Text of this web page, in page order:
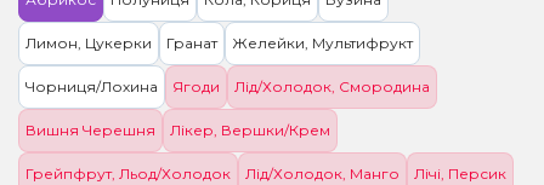
Лимон, Цукерки Гранат Желейки, Мультифрукт
Чорниця/Лохина Ягоди Лід/Холодок, Смородина
Вишня Черешня Лікер, Вершки/Крем
Грейпфрут, Льод/Холодок Лід/Холодок, Манго Лічі, Персик